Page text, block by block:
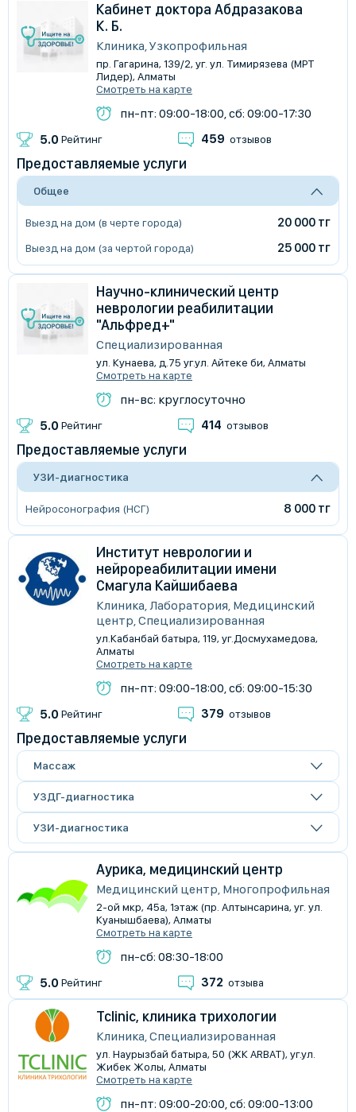
Кабинет доктора Абдразакова
К. Б.
Клиника, Узкопрофильная
пр. Гагарина, 139/2, уг. ул. Тимирязева (МРТ
Лидер), Алматы
Смотреть на карте
пн-пт: 09:00-18:00, сб: 09:00-17:30
5.0 Рейтинг 459 отзывов
Предоставляемые услуги
Общее
Выезд на дом (в черте города) 20 000 тг
Выезд на дом (за чертой города) 25 000 тг
Научно-клинический центр
неврологии реабилитации
"Альфред+"
Специализированная
ул. Кунаева, д.75 уг.ул. Айтеке би, Алматы
Смотреть на карте
пн-вс: круглосуточно
5.0 Рейтинг 414 отзывов
Предоставляемые услуги
УЗИ-диагностика
Нейросонография (НСГ) 8 000 тг
Институт неврологии и
нейрореабилитации имени
Смагула Кайшибаева
Клиника, Лаборатория, Медицинский
центр, Специализированная
​ул.Кабанбай батыра, 119, уг.Досмухамедова,
Алматы
Смотреть на карте
пн-пт: 09:00-18:00, сб: 09:00-15:30
5.0 Рейтинг 379 отзывов
Предоставляемые услуги
Массаж
УЗДГ-диагностика
УЗИ-диагностика
Аурика, медицинский центр
Медицинский центр, Многопрофильная
2-ой мкр, 45а, 1этаж (пр. Алтынсарина, уг. ул.
Куанышбаева), Алматы
Смотреть на карте
пн-сб: 08:30-18:00
5.0 Рейтинг 372 отзыва
Tclinic, клиника трихологии
Клиника, Специализированная
ул. Наурызбай батыра, 50 (ЖК ARBAT), уг.ул.
Жибек Жолы, Алматы
Смотреть на карте
пн-пт: 09:00-20:00, сб: 09:00-13:00